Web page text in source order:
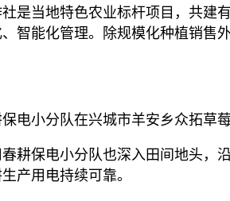
是当地特色农业标杆项目，共建
智能化管理。除规模化种植销售
电小分队在兴城市羊安乡众拓
耕保电小分队也深入田间地头，
产用电持续可靠。